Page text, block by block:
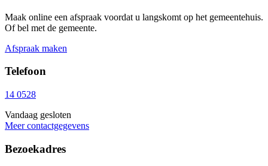
Maak online een afspraak voordat u langskomt op het gemeentehuis.
Of bel met de gemeente.
Afspraak maken
Telefoon
14 0528
Vandaag gesloten
Meer contactgegevens
Bezoekadres